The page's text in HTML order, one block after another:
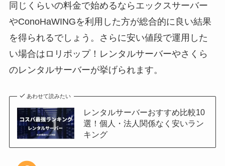
同じくらいの料金で始めるならエックスサーバー
やConoHaWINGを利用した方が総合的に良い結果
を得られるでしょう。さらに安い値段で運用した
い場合はロリポップ！レンタルサーバーやさくら
のレンタルサーバーが挙げられます。
あわせて読みたい
レンタルサーバーおすすめ比較10
選！個人・法人関係なく安いラン
キング